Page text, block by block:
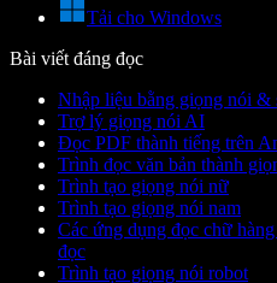
Tải cho Windows
Bài viết đáng đọc
Nhập liệu bằng giọng nói &
Trợ lý giọng nói AI
Đọc PDF thành tiếng trên
Trình đọc văn bản thành
Trình tạo giọng nói nữ
Trình tạo giọng nói nam
Các ứng dụng đọc chữ
đọc
Trình tạo giọng nói robot